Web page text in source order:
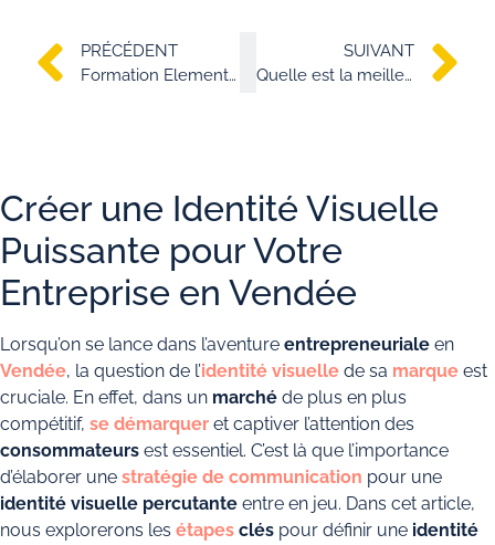
PRÉCÉDENT
Formation Elementor sur WordPress en Vendée
SUIVANT
Quelle est la meilleure approche pour mesurer le retour sur investissement (ROI) de ma communication?
Créer une Identité Visuelle
Puissante pour Votre
Entreprise en Vendée
Lorsqu’on se lance dans l’aventure entrepreneuriale en
Vendée, la question de l’identité visuelle de sa marque est
cruciale. En effet, dans un marché de plus en plus
compétitif, se démarquer et captiver l’attention des
consommateurs est essentiel. C’est là que l’importance
d’élaborer une stratégie de communication pour une
identité visuelle percutante entre en jeu. Dans cet article,
nous explorerons les étapes clés pour définir une identité